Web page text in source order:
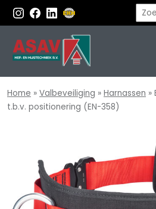
Home » Valbeveiliging » Harnassen »
t.b.v. positionering (EN-358)